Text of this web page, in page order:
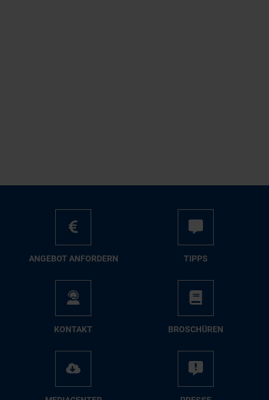
AN­GE­BOT AN­FOR­DERN TIPPS
KON­TAKT BRO­SCHÜ­REN